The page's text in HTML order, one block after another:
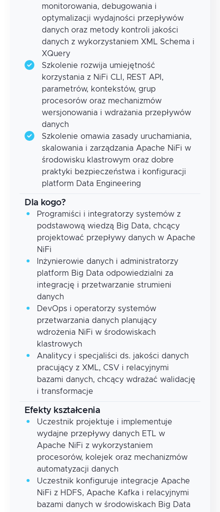
monitorowania, debugowania i
optymalizacji wydajności przepływów
danych oraz metody kontroli jakości
danych z wykorzystaniem XML Schema i
XQuery
Szkolenie rozwija umiejętność
korzystania z NiFi CLI, REST API,
parametrów, kontekstów, grup
procesorów oraz mechanizmów
wersjonowania i wdrażania przepływów
danych
Szkolenie omawia zasady uruchamiania,
skalowania i zarządzania Apache NiFi w
środowisku klastrowym oraz dobre
praktyki bezpieczeństwa i konfiguracji
platform Data Engineering
Dla kogo?
Programiści i integratorzy systemów z
podstawową wiedzą Big Data, chcący
projektować przepływy danych w Apache
NiFi
Inżynierowie danych i administratorzy
platform Big Data odpowiedzialni za
integrację i przetwarzanie strumieni
danych
DevOps i operatorzy systemów
przetwarzania danych planujący
wdrożenia NiFi w środowiskach
klastrowych
Analitycy i specjaliści ds. jakości danych
pracujący z XML, CSV i relacyjnymi
bazami danych, chcący wdrażać walidację
i transformacje
Efekty kształcenia
Uczestnik projektuje i implementuje
wydajne przepływy danych ETL w
Apache NiFi z wykorzystaniem
procesorów, kolejek oraz mechanizmów
automatyzacji danych
Uczestnik konfiguruje integracje Apache
NiFi z HDFS, Apache Kafka i relacyjnymi
bazami danych w środowiskach Big Data